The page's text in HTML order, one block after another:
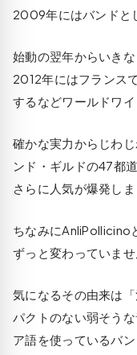
2009年にはバンドと
始動の翌年からいき
2012年にはフランス
するなどワールドワ
確かな実力からじわ
ンド・ギルドの47都
さらに人気が爆発しま
ちなみにAnliPollicino
ずっと変わっていませ
気になるその由来は
パクトのない弱そう
ア語を使っているバ